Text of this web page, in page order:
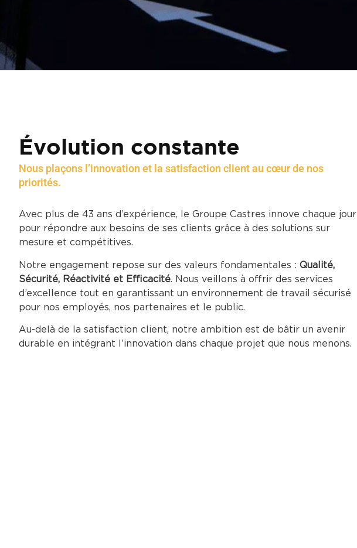
Évolution constante
Nous plaçons l’innovation et la satisfaction client au cœur de nos
priorités.
Avec plus de 43 ans d’expérience, le Groupe Castres innove chaque jour
pour répondre aux besoins de ses clients grâce à des solutions sur
mesure et compétitives.
Notre engagement repose sur des valeurs fondamentales : Qualité,
Sécurité, Réactivité et Efficacité. Nous veillons à offrir des services
d’excellence tout en garantissant un environnement de travail sécurisé
pour nos employés, nos partenaires et le public.
Au-delà de la satisfaction client, notre ambition est de bâtir un avenir
durable en intégrant l’innovation dans chaque projet que nous menons.